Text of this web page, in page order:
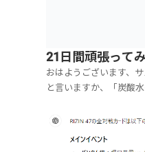
21日間頑張って
おはようございます、
と言いますか、「炭酸
す！これは完全に元は
もう30回は入ってます